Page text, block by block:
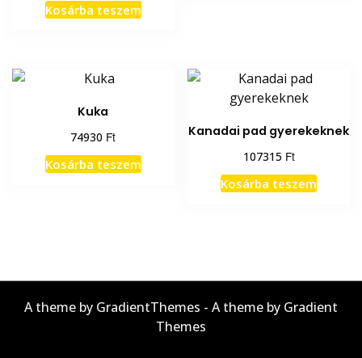
Kosárba teszem
Kuka
74930 Ft
Kosárba teszem
Kanadai pad gyerekeknek
107315 Ft
Kosárba teszem
A theme by GradientThemes - A theme by Gradient
Themes